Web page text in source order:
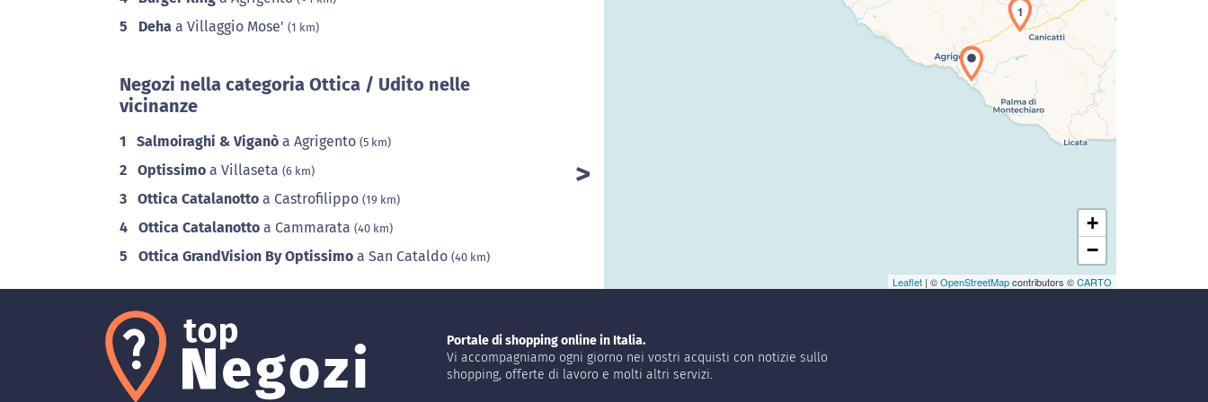
5 Deha a Villaggio Mose' (1 km)
Negozi nella categoria Ottica / Udito nelle
vicinanze
1 Salmoiraghi & Viganò a Agrigento (5 km)
2 Optissimo a Villaseta (6 km)
3 Ottica Catalanotto a Castrofilippo (19 km)
4 Ottica Catalanotto a Cammarata (40 km)
5 Ottica GrandVision By Optissimo a San Cataldo (40 km)
1
+
−
Leaflet | ©OpenStreetMapcontributors ©CARTO
Portale di shopping online in Italia.
Vi accompagniamo ogni giorno nei vostri acquisti con notizie sullo
shopping, offerte di lavoro e molti altri servizi.